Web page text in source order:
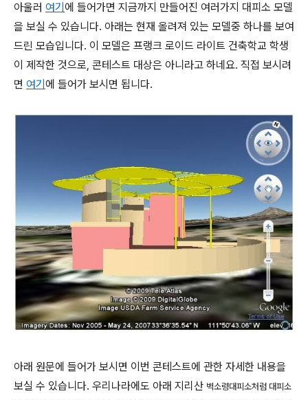
아울러 여기에 들어가면 지금까지 만들어진 여러가지 대피소 모델
을 보실 수 있습니다. 아래는 현재 올려져 있는 모델중 하나를 보여
드린 모습입니다. 이 모델은 프랭크 로이드 라이트 건축학교 학생
이 제작한 것으로, 콘테스트 대상은 아니라고 하네요. 직접 보시려
면 여기에 들어가 보시면 됩니다.
아래 원문에 들어가 보시면 이번 콘테스트에 관한 자세한 내용을
보실 수 있습니다. 우리나라에도 아래 지리산 벽소령대피소처럼 대피소